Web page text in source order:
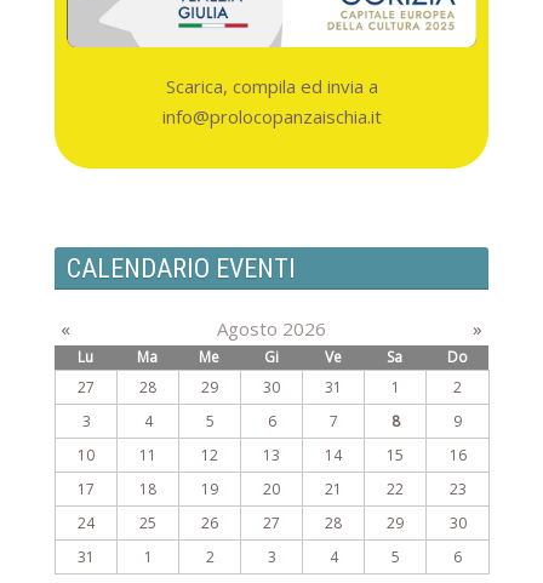
Scarica, compila ed invia a
info@prolocopanzaischia.it
CALENDARIO EVENTI
« Agosto 2026 »
Lu Ma Me Gi Ve Sa
Do
27
28 29 30 31 1
2
3
4 5 6 7 8
9
10
11 12 13 14 15
16
17
18 19 20 21 22
23
24
25 26 27 28 29
30
31
1 2 3 4 5 6